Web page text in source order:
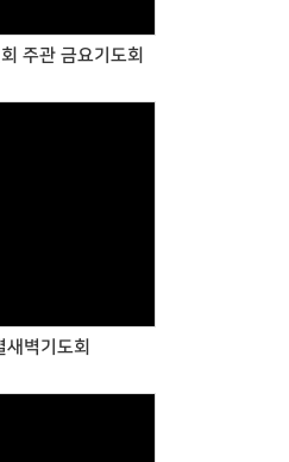
주관 금요기도회
벽기도회